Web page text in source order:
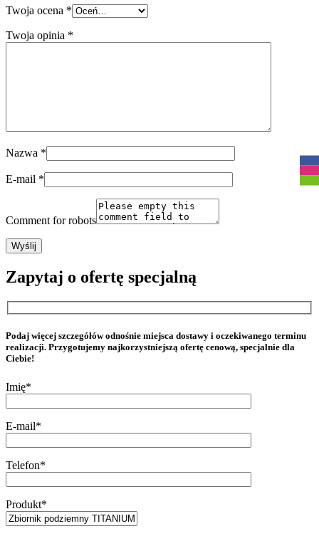
Twoja ocena *
Twoja opinia *
Nazwa *
E-mail *
Comment for robots
Zapytaj o ofertę specjalną
Podaj więcej szczegółów odnośnie miejsca dostawy i oczekiwanego terminu
realizacji. Przygotujemy najkorzystniejszą ofertę cenową, specjalnie dla
Ciebie!
Imię*
E-mail*
Telefon*
Produkt*